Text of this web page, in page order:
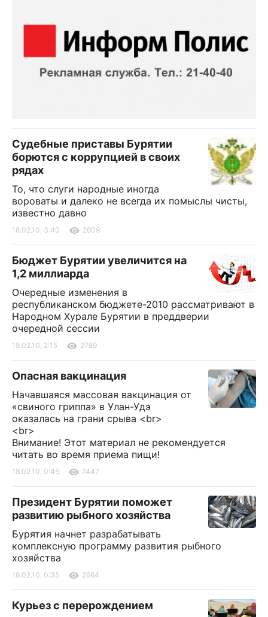
Судебные приставы Бурятии
борются с коррупцией в своих
рядах
То, что слуги народные иногда
вороваты и далеко не всегда их помыслы чисты,
известно давно
18.02.10, 3:40 2609
Бюджет Бурятии увеличится на
1,2 миллиарда
Очередные изменения в
республиканском бюджете-2010 рассматривают в
Народном Хурале Бурятии в преддверии
очередной сессии
18.02.10, 2:15 2789
Опасная вакцинация
Начавшаяся массовая вакцинация от
«свиного гриппа» в Улан-Удэ
оказалась на грани срыва <br>
<br>
Внимание! Этот материал не рекомендуется
читать во время приема пищи!
18.02.10, 0:45 7447
Президент Бурятии поможет
развитию рыбного хозяйства
Бурятия начнет разрабатывать
комплексную программу развития рыбного
хозяйства
18.02.10, 0:35 2664
Курьез с перерождением